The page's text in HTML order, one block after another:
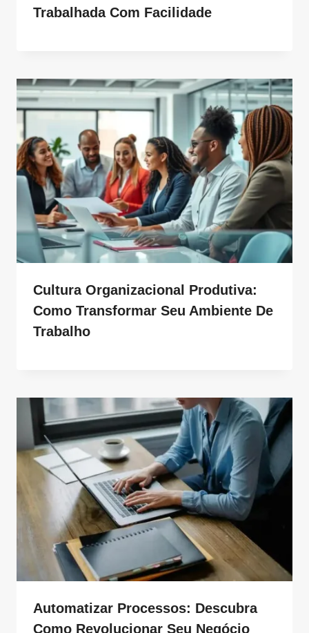
Trabalhada Com Facilidade
Cultura Organizacional Produtiva:
Como Transformar Seu Ambiente De
Trabalho
Automatizar Processos: Descubra
Como Revolucionar Seu Negócio